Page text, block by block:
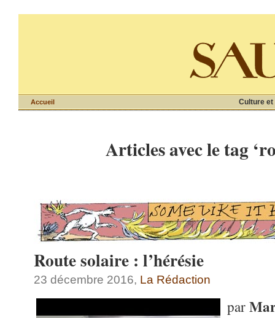
Culture et
Accueil
Articles avec le tag
Route solaire : l’hérésie
23 décembre 2016, La Rédaction
par